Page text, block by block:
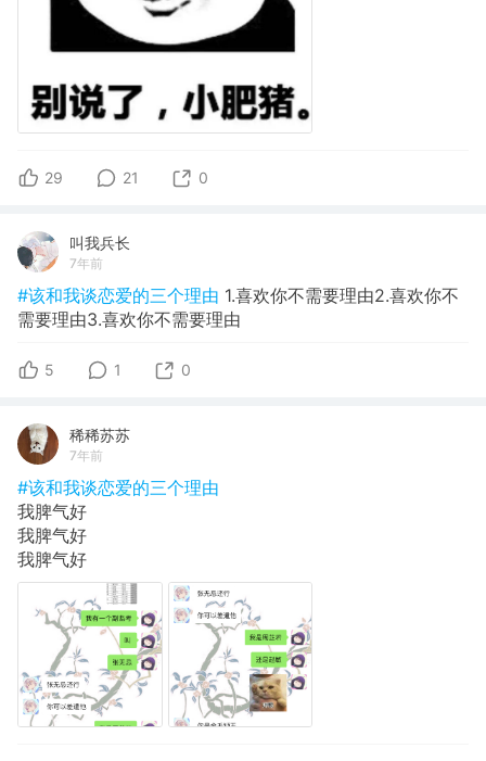
29 21 0
叫我兵长
7年前
#该和我谈恋爱的三个理由 1.喜欢你不需要理由2.喜欢你不
需要理由3.喜欢你不需要理由
5 1 0
稀稀苏苏
7年前
#该和我谈恋爱的三个理由
我脾气好
我脾气好
我脾气好